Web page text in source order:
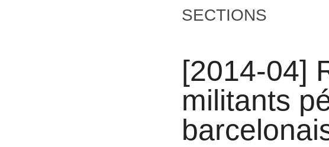
SECTIONS
[2014-04]
militants